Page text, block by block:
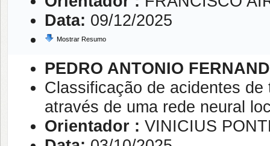
Data: 09/12/2025
Mostrar Resumo
PEDRO ANTONIO
Classificação de acidentes
através de uma rede neural
Orientador : VINICIUS